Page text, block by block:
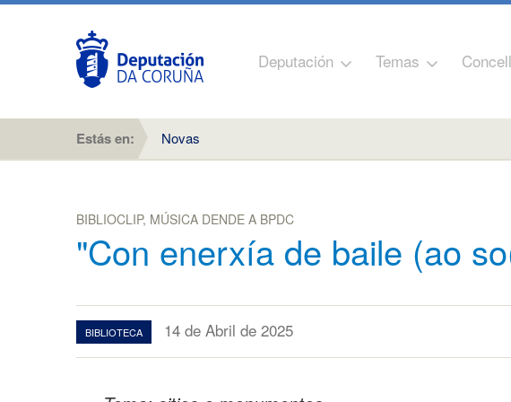
Deputación Temas
Estás en: Novas
BIBLIOCLIP, MÚSICA DENDE A BPDC
"Con enerxía de baile (ao
BIBLIOTECA 14 de Abril de 2025